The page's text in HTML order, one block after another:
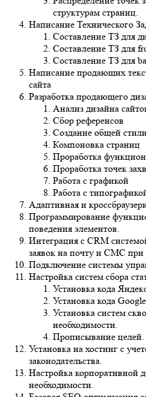
структурам страниц.
Написание Технического
Составление ТЗ для
Составление ТЗ для
Составление ТЗ для
Написание продающих
сайта
Разработка продающего
Анализ дизайна
Сбор референсов
Создание общей
Компоновка страниц
Проработка
Проработка точек
Работа с графикой
Работа с
Адаптивная и
Программирование
поведения элементов.
Интеграция с CRM
заявок на почту и СМС при
Подключение системы
Настройка систем сбора
Установка кода
Установка кода
Установка систем
необходимости.
Прописывание целей.
Установка на хостинг с
законодательства.
Настройка корпоративной
необходимости.